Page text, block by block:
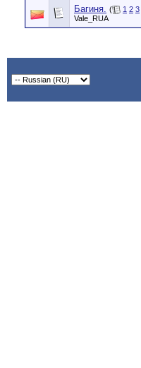
Багиня. ( 1 2 3
Vale_RUA